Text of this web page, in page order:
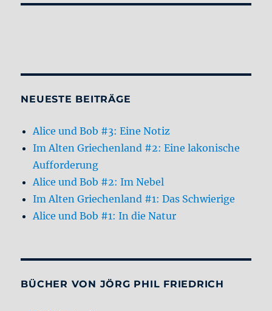
NEUESTE BEITRÄGE
Alice und Bob #3: Eine Notiz
Im Alten Griechenland #2: Eine lakonische
Aufforderung
Alice und Bob #2: Im Nebel
Im Alten Griechenland #1: Das Schwierige
Alice und Bob #1: In die Natur
BÜCHER VON JÖRG PHIL FRIEDRICH